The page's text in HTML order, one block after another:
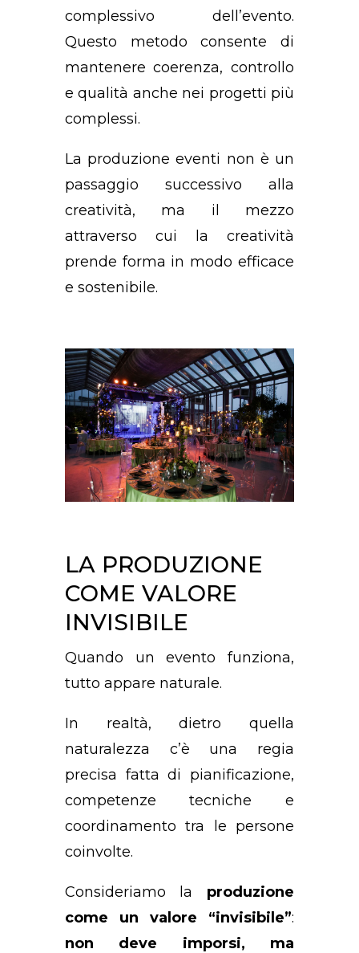
complessivo dell’evento.
Questo metodo consente di
mantenere coerenza, controllo
e qualità anche nei progetti più
complessi.
La produzione eventi non è un
passaggio successivo alla
creatività, ma il mezzo
attraverso cui la creatività
prende forma in modo efficace
e sostenibile.
LA PRODUZIONE
COME VALORE
INVISIBILE
Quando un evento funziona,
tutto appare naturale.
In realtà, dietro quella
naturalezza c’è una regia
precisa fatta di pianificazione,
competenze tecniche e
coordinamento tra le persone
coinvolte.
Consideriamo la produzione
come un valore “invisibile”:
non deve imporsi, ma